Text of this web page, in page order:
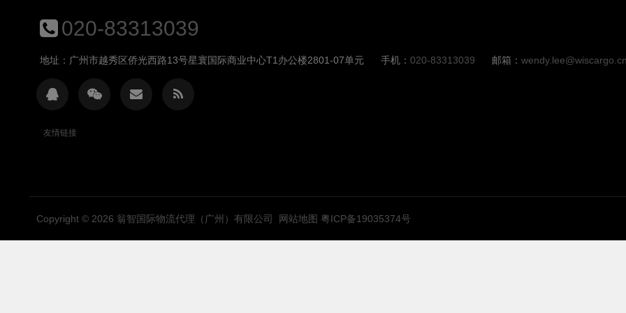
020-83313039
地址：广州市越秀区侨光西路13号星寰国际商业中心T1办公楼2801-07单元 手机： 020-83313039 邮箱：
友情链接
Copyright © 2026 翁智国际物流代理（广州）有限公司 网站地图 粤ICP备19035374号